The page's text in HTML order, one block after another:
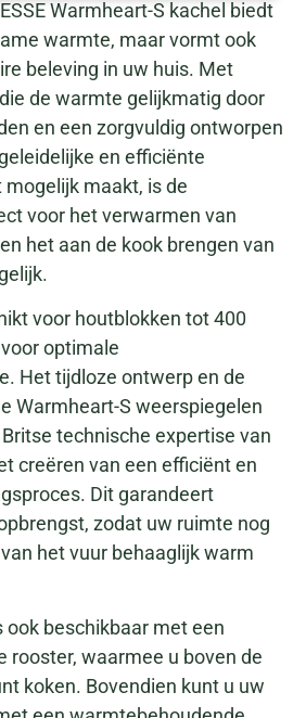
Warmheart-S kachel biedt
warmte, maar vormt ook
beleving in uw huis. Met
de warmte gelijkmatig door
en een zorgvuldig ontworpen
en efficiënte
maakt, is de
voor het verwarmen van
het aan de kook brengen van
voor houtblokken tot 400
optimale
Het tijdloze ontwerp en de
Warmheart-S weerspiegelen
technische expertise van
creëren van een efficiënt en
Dit garandeert
zodat uw ruimte nog
het vuur behaaglijk warm
ook beschikbaar met een
rooster, waarmee u boven de
koken. Bovendien kunt u uw